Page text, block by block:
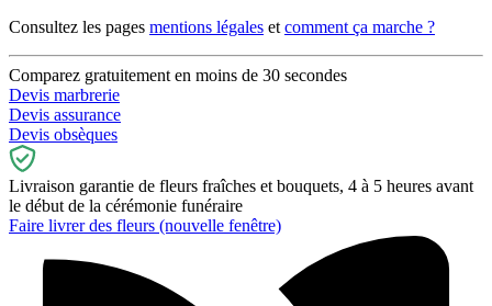
Consultez les pages mentions légales et comment ça marche ?
Comparez gratuitement en moins de 30 secondes
Devis marbrerie
Devis assurance
Devis obsèques
Livraison garantie de fleurs fraîches et bouquets, 4 à 5 heures avant
le début de la cérémonie funéraire
Faire livrer des fleurs (nouvelle fenêtre)